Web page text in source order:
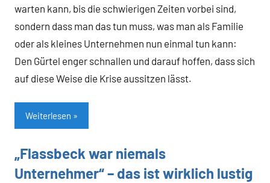
warten kann, bis die schwierigen Zeiten vorbei sind,
sondern dass man das tun muss, was man als Familie
oder als kleines Unternehmen nun einmal tun kann:
Den Gürtel enger schnallen und darauf hoffen, dass sich
auf diese Weise die Krise aussitzen lässt.
Weiterlesen
Allgemein
„Flassbeck war niemals
Unternehmer“ – das ist wirklich lustig